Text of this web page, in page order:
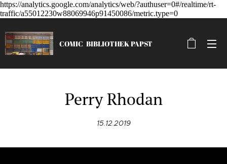
https://analytics.google.com/analytics/web/?authuser=0#/realtime/rt-
traffic/a55012230w88069946p91450086/metric.type=0
COMIC BIBLIOTHEKPAPST
Perry Rhodan
15.12.2019